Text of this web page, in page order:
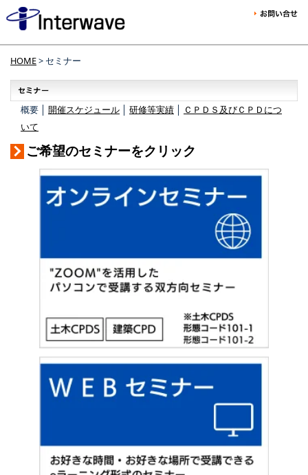
HOME> セミナー
概要 │ 開催スケジュール 研修等実績
ＣＰＤＳ及びＣＰＤにつ
いて
ご希望のセミナーをクリック